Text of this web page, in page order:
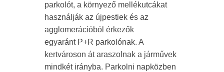
parkolót, a környező mellékutcákat
használják az újpestiek és az
agglomerációból érkezők
egyaránt P+R parkolónak. A
kertvároson át araszolnak a járművek
mindkét irányba. Parkolni napközben